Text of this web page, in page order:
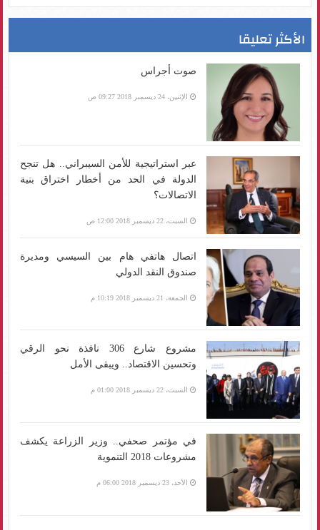
الأكثر تعليقا
صوت أجراس
الإثنين، 24 ديسمبر 2018 09:27 ص
عبر استراتيجية للأمن السيبراني.. هل تنجح
الدولة في الحد من أخطار اختراق بنية
الاتصالات؟
السبت، 22 ديسمبر 2018 12:00 ص
اتصال هاتفي هام بين السيسي ومديرة
صندوق النقد الدولي
الجمعة، 21 ديسمبر 2018 10:19 م
مشروع شارع 306 نافذة نحو الرقي
وتحسين الاقتصاد.. ويبقى الأمل
السبت، 22 ديسمبر 2018 01:00 م
في مؤتمر صحفي.. وزير الزراعة يكشف
مشروعات 2018 التنموية
الأحد، 23 ديسمبر 2018 06:00 م